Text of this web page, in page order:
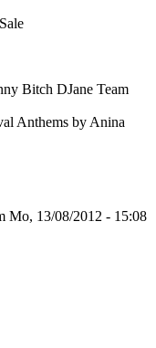
Bitch DJane Team
Anthems by Anina
Mo, 13/08/2012 - 15:08